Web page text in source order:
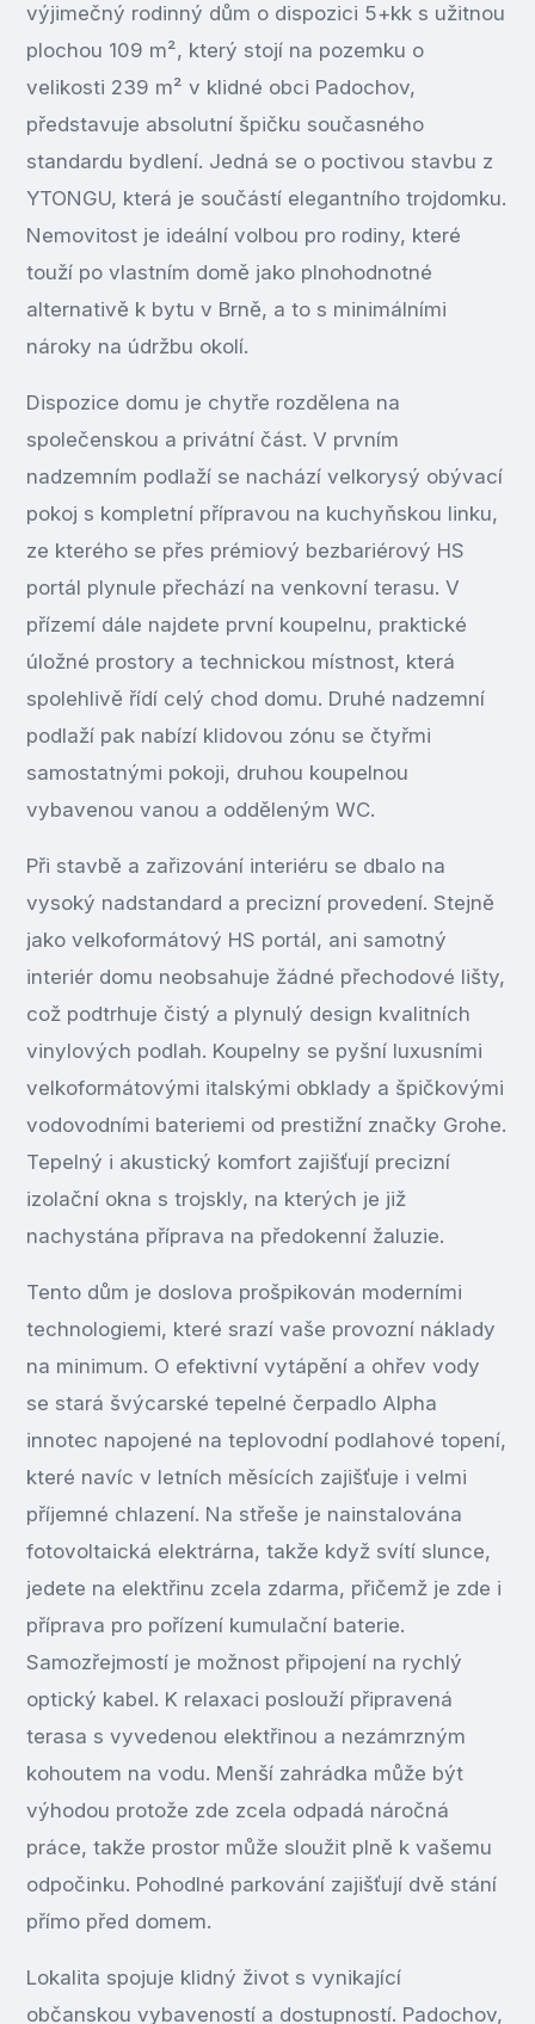
výjimečný rodinný dům o dispozici 5+kk s užitnou
plochou 109 m², který stojí na pozemku o
velikosti 239 m² v klidné obci Padochov,
představuje absolutní špičku současného
standardu bydlení. Jedná se o poctivou stavbu z
YTONGU, která je součástí elegantního trojdomku.
Nemovitost je ideální volbou pro rodiny, které
touží po vlastním domě jako plnohodnotné
alternativě k bytu v Brně, a to s minimálními
nároky na údržbu okolí.
Dispozice domu je chytře rozdělena na
společenskou a privátní část. V prvním
nadzemním podlaží se nachází velkorysý obývací
pokoj s kompletní přípravou na kuchyňskou linku,
ze kterého se přes prémiový bezbariérový HS
portál plynule přechází na venkovní terasu. V
přízemí dále najdete první koupelnu, praktické
úložné prostory a technickou místnost, která
spolehlivě řídí celý chod domu. Druhé nadzemní
podlaží pak nabízí klidovou zónu se čtyřmi
samostatnými pokoji, druhou koupelnou
vybavenou vanou a odděleným WC.
Při stavbě a zařizování interiéru se dbalo na
vysoký nadstandard a precizní provedení. Stejně
jako velkoformátový HS portál, ani samotný
interiér domu neobsahuje žádné přechodové lišty,
což podtrhuje čistý a plynulý design kvalitních
vinylových podlah. Koupelny se pyšní luxusními
velkoformátovými italskými obklady a špičkovými
vodovodními bateriemi od prestižní značky Grohe.
Tepelný i akustický komfort zajišťují precizní
izolační okna s trojskly, na kterých je již
nachystána příprava na předokenní žaluzie.
Tento dům je doslova prošpikován moderními
technologiemi, které srazí vaše provozní náklady
na minimum. O efektivní vytápění a ohřev vody
se stará švýcarské tepelné čerpadlo Alpha
innotec napojené na teplovodní podlahové topení,
které navíc v letních měsících zajišťuje i velmi
příjemné chlazení. Na střeše je nainstalována
fotovoltaická elektrárna, takže když svítí slunce,
jedete na elektřinu zcela zdarma, přičemž je zde i
příprava pro pořízení kumulační baterie.
Samozřejmostí je možnost připojení na rychlý
optický kabel. K relaxaci poslouží připravená
terasa s vyvedenou elektřinou a nezámrzným
kohoutem na vodu. Menší zahrádka může být
výhodou protože zde zcela odpadá náročná
práce, takže prostor může sloužit plně k vašemu
odpočinku. Pohodlné parkování zajišťují dvě stání
přímo před domem.
Lokalita spojuje klidný život s vynikající
občanskou vybaveností a dostupností. Padochov,